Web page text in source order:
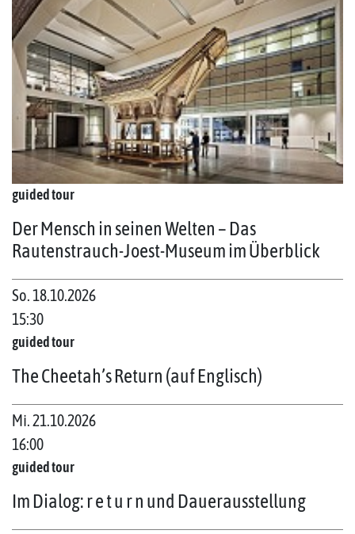
guided tour
Der Mensch in seinen Welten – Das
Rautenstrauch-Joest-Museum im Überblick
So. 18.10.2026
15:30
guided tour
The Cheetah’s Return (auf Englisch)
Mi. 21.10.2026
16:00
guided tour
Im Dialog: r e t u r n und Dauerausstellung